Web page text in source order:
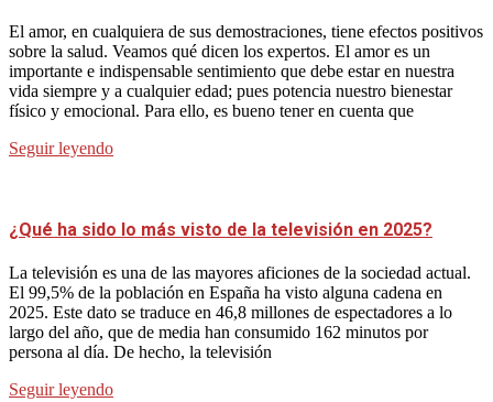
El amor, en cualquiera de sus demostraciones, tiene efectos positivos
sobre la salud. Veamos qué dicen los expertos. El amor es un
importante e indispensable sentimiento que debe estar en nuestra
vida siempre y a cualquier edad; pues potencia nuestro bienestar
físico y emocional. Para ello, es bueno tener en cuenta que
Seguir leyendo
¿Qué ha sido lo más visto de la televisión en 2025?
La televisión es una de las mayores aficiones de la sociedad actual.
El 99,5% de la población en España ha visto alguna cadena en
2025. Este dato se traduce en 46,8 millones de espectadores a lo
largo del año, que de media han consumido 162 minutos por
persona al día. De hecho, la televisión
Seguir leyendo